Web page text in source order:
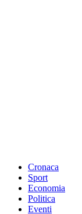
Cronaca
Sport
Economia
Politica
Eventi